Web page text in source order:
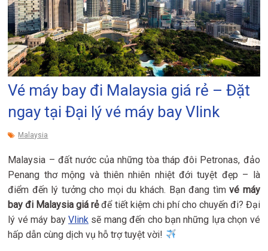
Vé máy bay đi Malaysia giá rẻ – Đặt
ngay tại Đại lý vé máy bay Vlink
Malaysia
Malaysia – đất nước của những tòa tháp đôi Petronas, đảo
Penang thơ mộng và thiên nhiên nhiệt đới tuyệt đẹp – là
điểm đến lý tưởng cho mọi du khách. Bạn đang tìmvé máy
bay đi Malaysia giá rẻđể tiết kiệm chi phí cho chuyến đi? Đại
lý vé máy bayVlink sẽ mang đến cho bạn những lựa chọn vé
hấp dẫn cùng dịch vụ hỗ trợ tuyệt vời!